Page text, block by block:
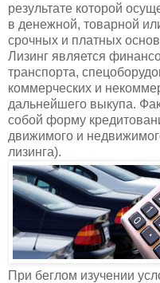
результате которой
в денежной, товарной
срочных и платных
Лизинг является
транспорта,
коммерческих и
дальнейшего выкупа.
собой форму
движимого и
лизинга).
При беглом изучении